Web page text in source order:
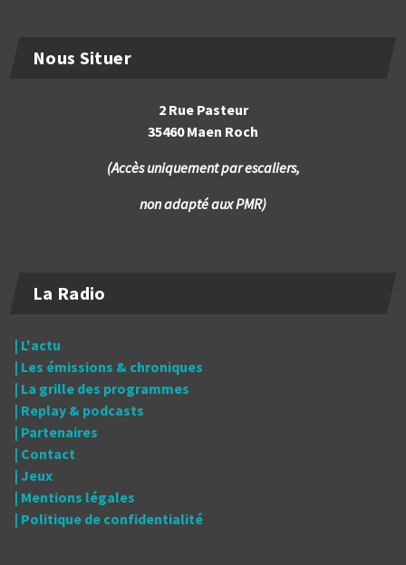
Nous Situer
2 Rue Pasteur
35460 Maen Roch
(Accès uniquement par escaliers,
non adapté aux PMR)
La Radio
| L'actu
| Les émissions & chroniques
| La grille des programmes
| Replay & podcasts
| Partenaires
| Contact
| Jeux
| Mentions légales
| Politique de confidentialité